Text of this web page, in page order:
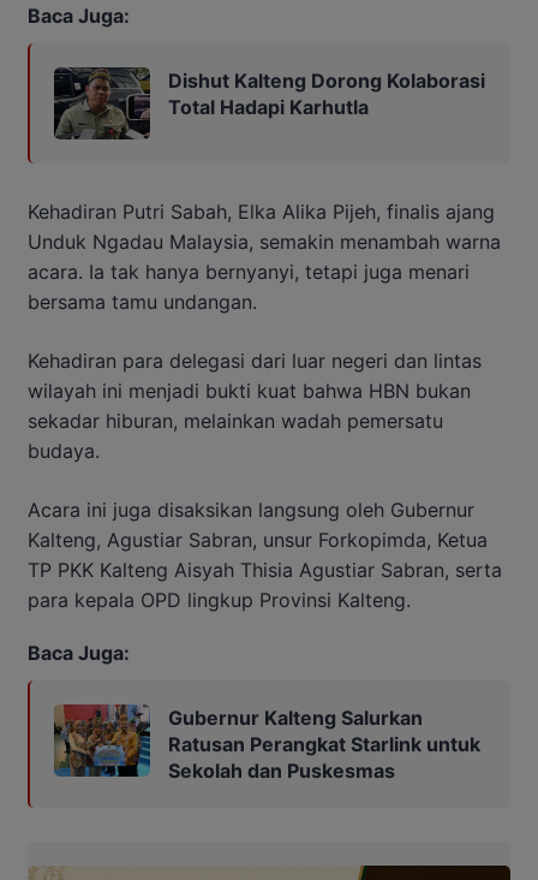
Baca Juga:
Dishut Kalteng Dorong Kolaborasi
Total Hadapi Karhutla
Kehadiran Putri Sabah, Elka Alika Pijeh, finalis ajang
Unduk Ngadau Malaysia, semakin menambah warna
acara. Ia tak hanya bernyanyi, tetapi juga menari
bersama tamu undangan.
Kehadiran para delegasi dari luar negeri dan lintas
wilayah ini menjadi bukti kuat bahwa HBN bukan
sekadar hiburan, melainkan wadah pemersatu
budaya.
Acara ini juga disaksikan langsung oleh Gubernur
Kalteng, Agustiar Sabran, unsur Forkopimda, Ketua
TP PKK Kalteng Aisyah Thisia Agustiar Sabran, serta
para kepala OPD lingkup Provinsi Kalteng.
Baca Juga:
Gubernur Kalteng Salurkan
Ratusan Perangkat Starlink untuk
Sekolah dan Puskesmas